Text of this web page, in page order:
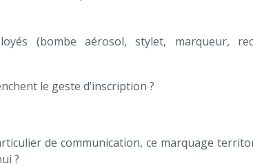
(bombe aérosol, stylet, marqueur,
le geste d’inscription ?
de communication, ce marquage
?